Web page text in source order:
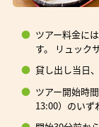
ツアー料金に
す。 リュック
貸し出し当日
ツアー開始時
13:00）のいず